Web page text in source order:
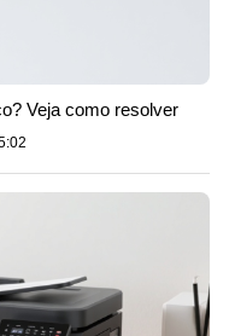
Veja como resolver